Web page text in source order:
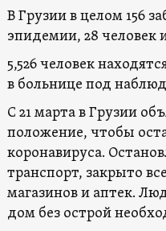
В Грузии в целом 156
эпидемии, 28 человек
5,526 человек
в больнице под
С 21 марта в Грузии
положение, чтобы
коронавируса.
транспорт, закрыто
магазинов и аптек.
дом без острой